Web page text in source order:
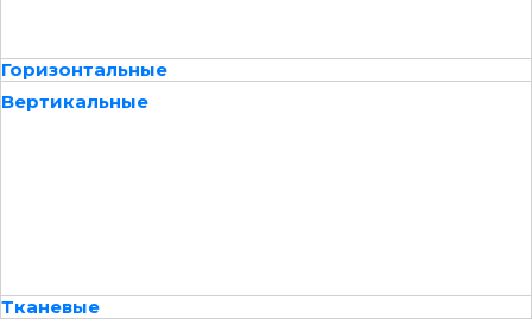
Горизонтальные
Вертикальные
Тканевые